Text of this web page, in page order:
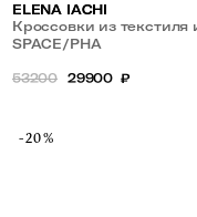
ELENA IACHI
Кроссовки из текстиля
замши с рисунком
SPACE/PHA
53200 29900 ₽
-20%